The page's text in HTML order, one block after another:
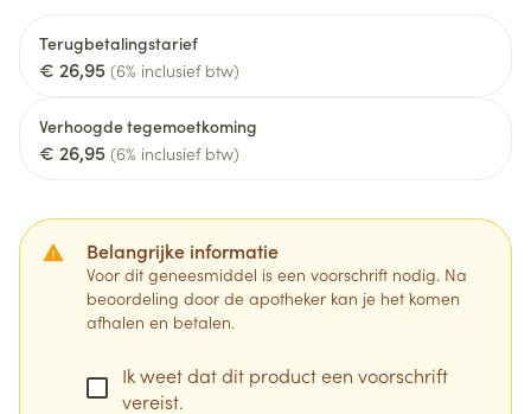
Terugbetalingstarief
€ 26,95 (6% inclusief btw)
Verhoogde tegemoetkoming
€ 26,95 (6% inclusief btw)
Belangrijke informatie
Voor dit geneesmiddel is een voorschrift nodig. Na
beoordeling door de apotheker kan je het komen
afhalen en betalen.
Ik weet dat dit product een voorschrift
vereist.